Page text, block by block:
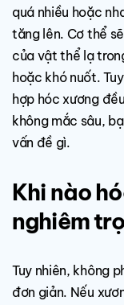
quá nhiều hoặc
tăng lên. Cơ thể
của vật thể lạ
hoặc khó nuốt.
hợp hóc xương
không mắc sâu,
vấn đề gì.
Khi nào
nghiêm
Tuy nhiên, không
đơn giản. Nếu